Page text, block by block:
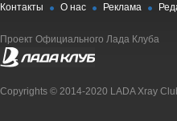
Контакты О нас Реклама
Проект Официального Лада Клуба
Copyrights © 2014-2020 LADA Xray